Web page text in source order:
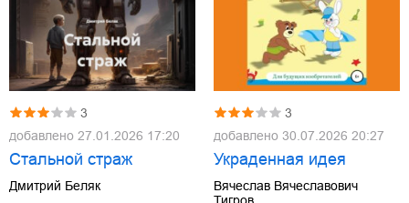
3
добавлено 27.01.2026 17:20
Стальной страж
Дмитрий Беляк
3
добавлено 30.07.2026 20:27
Украденная идея
Вячеслав Вячеславович
Тигров